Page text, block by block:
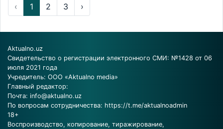
‹ 1 2 3 ›
Aktualno.uz
Свидетельство о регистрации электронного СМИ: №1428 от 06
июля 2021 года
Учредитель: ООО «Aktualno media»
Главный редактор:
Почта: info@aktualno.uz
По вопросам сотрудничества: https://t.me/aktualnoadmin
18+
Воспроизводство, копирование, тиражирование,